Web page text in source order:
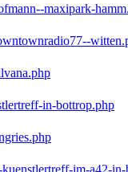
maxipark-
in-bottrop.php
im-a42-